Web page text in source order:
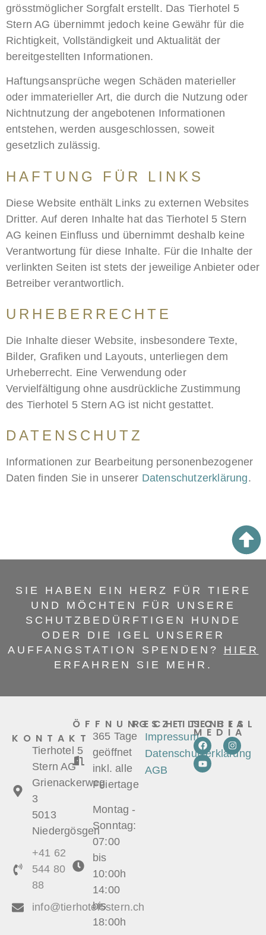
grösstmöglicher Sorgfalt erstellt. Das Tierhotel 5
Stern AG übernimmt jedoch keine Gewähr für die
Richtigkeit, Vollständigkeit und Aktualität der
bereitgestellten Informationen.
Haftungsansprüche wegen Schäden materieller
oder immaterieller Art, die durch die Nutzung oder
Nichtnutzung der angebotenen Informationen
entstehen, werden ausgeschlossen, soweit
gesetzlich zulässig.
HAFTUNG FÜR LINKS
Diese Website enthält Links zu externen Websites
Dritter. Auf deren Inhalte hat das Tierhotel 5 Stern
AG keinen Einfluss und übernimmt deshalb keine
Verantwortung für diese Inhalte. Für die Inhalte der
verlinkten Seiten ist stets der jeweilige Anbieter oder
Betreiber verantwortlich.
URHEBERRECHTE
Die Inhalte dieser Website, insbesondere Texte,
Bilder, Grafiken und Layouts, unterliegen dem
Urheberrecht. Eine Verwendung oder
Vervielfältigung ohne ausdrückliche Zustimmung
des Tierhotel 5 Stern AG ist nicht gestattet.
DATENSCHUTZ
Informationen zur Bearbeitung personenbezogener
Daten finden Sie in unserer Datenschutzerklärung.
SIE HABEN EIN HERZ FÜR TIERE
UND MÖCHTEN FÜR UNSERE
SCHUTZBEDÜRFTIGEN HUNDE
ODER DIE IGEL UNSERER
AUFFANGSTATION SPENDEN? HIER
ERFAHREN SIE MEHR.
KONTAKT
Tierhotel 5
Stern AG
Grienackerweg
3
5013
Niedergösgen
+41 62
544 80
88
info@tierhotel5stern.ch
ÖFFNUNGSZEITEN
365 Tage
geöffnet
inkl. alle
Feiertage
Montag -
Sonntag:
07:00
bis
10:00h
14:00
bis
18:00h
RECHTLICHES
Impressum
Datenschutzerklärung
AGB
SOCIAL
MEDIA